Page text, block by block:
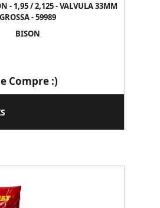
- 1,95 / 2,125 - VALVULA 33MM
GROSSA - 59989
BISON
Compre :)